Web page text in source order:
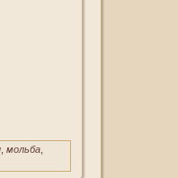
, мольба,